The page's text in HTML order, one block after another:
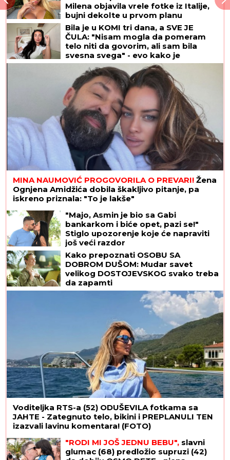
Milena objavila vrele fotke iz Italije,
bujni dekolte u prvom planu
Bila je u KOMI tri dana, a SVE JE
ČULA: "Nisam mogla da pomeram
telo niti da govorim, ali sam bila
svesna svega" - evo kako je
dokazala svetu da je TERAPIJA NIJE
USPAVALA
MINA NAUMOVIĆ PROGOVORILA O PREVARI! Žena
Ognjena Amidžića dobila škakljivo pitanje, pa
iskreno priznala: "To je lakše"
"Majo, Asmin je bio sa Gabi
bankarkom i biće opet, pazi se!"
Stiglo upozorenje koje će napraviti
još veći razdor
Kako prepoznati OSOBU SA
DOBROM DUŠOM: Mudar savet
velikog DOSTOJEVSKOG svako treba
da zapamti
Voditeljka RTS-a (52) ODUŠEVILA fotkama sa
JAHTE - Zategnuto telo, bikini i PREPLANULI TEN
izazvali lavinu komentara! (FOTO)
"RODI MI JOŠ JEDNU BEBU", slavni
glumac (68) predložio supruzi (42)